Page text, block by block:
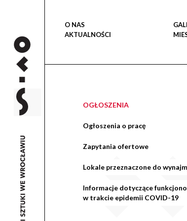
O NAS
AKTUALNOŚCI
OGŁOSZENIA
Ogłoszenia o pracę
Zapytania ofertowe
Lokale przeznaczone do
Informacje dotyczące
w trakcie epidemii COVID-19